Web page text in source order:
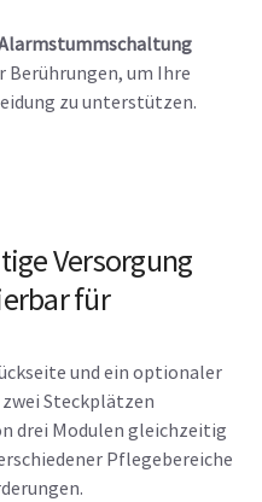
um Ihre
zu unterstützen.
Versorgung
für
und ein optionaler
Steckplätzen
drei Modulen gleichzeitig
Pflegebereiche